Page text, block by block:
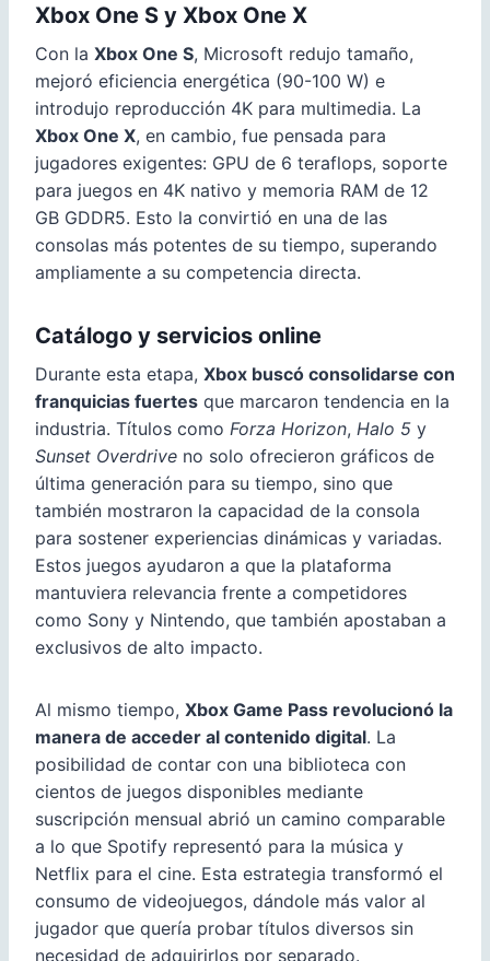
Xbox One S y Xbox One X
Con la Xbox One S, Microsoft redujo tamaño,
mejoró eficiencia energética (90-100 W) e
introdujo reproducción 4K para multimedia. La
Xbox One X, en cambio, fue pensada para
jugadores exigentes: GPU de 6 teraflops, soporte
para juegos en 4K nativo y memoria RAM de 12
GB GDDR5. Esto la convirtió en una de las
consolas más potentes de su tiempo, superando
ampliamente a su competencia directa.
Catálogo y servicios online
Durante esta etapa, Xbox buscó consolidarse con
franquicias fuertes que marcaron tendencia en la
industria. Títulos como Forza Horizon, Halo 5 y
Sunset Overdrive no solo ofrecieron gráficos de
última generación para su tiempo, sino que
también mostraron la capacidad de la consola
para sostener experiencias dinámicas y variadas.
Estos juegos ayudaron a que la plataforma
mantuviera relevancia frente a competidores
como Sony y Nintendo, que también apostaban a
exclusivos de alto impacto.
Al mismo tiempo, Xbox Game Pass revolucionó la
manera de acceder al contenido digital. La
posibilidad de contar con una biblioteca con
cientos de juegos disponibles mediante
suscripción mensual abrió un camino comparable
a lo que Spotify representó para la música y
Netflix para el cine. Esta estrategia transformó el
consumo de videojuegos, dándole más valor al
jugador que quería probar títulos diversos sin
necesidad de adquirirlos por separado.